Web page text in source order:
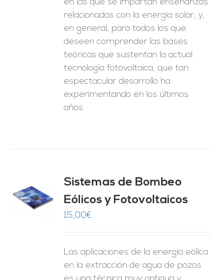
en las que se impartan enseñanzas
relacionadas con la energía solar, y,
en general, para todos los que
deseen comprender las bases
teóricas que sustentan la actual
tecnología fotovoltaica, que tan
espectacular desarrollo ha
experimentando en los últimos
años.
Sistemas de Bombeo
Eólicos y Fotovoltaicos
15,00€
Las aplicaciones de la energía eólica
en la extracción de agua de pozos